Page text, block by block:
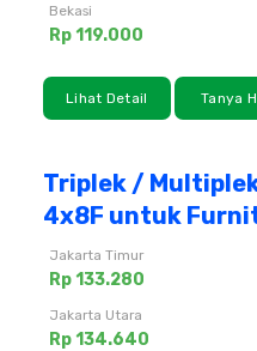
Bekasi
Rp 119.000
Lihat Detail Tanya
Triplek /
4x8F untuk
Jakarta Timur
Rp 133.280
Jakarta Utara
Rp 134.640